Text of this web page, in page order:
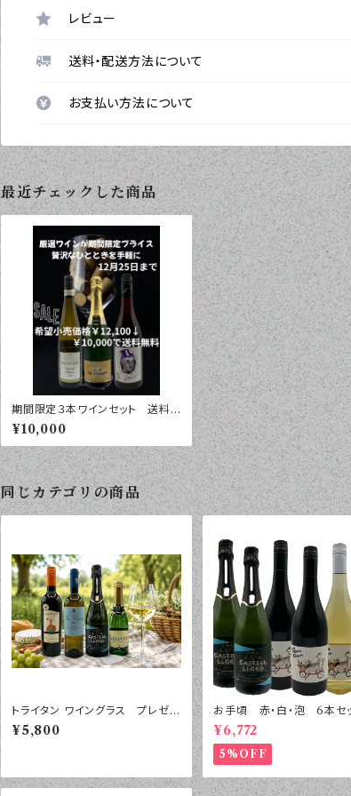
レビュー
送料・配送方法について
お支払い方法について
最近チェックした商品
期間限定３本ワインセット 送料
無料
¥10,000
同じカテゴリの商品
トライタン ワイングラス プレゼン
ト 4本セット
¥5,800
お手頃 赤・白・泡 6本セ
¥6,772
5%OFF